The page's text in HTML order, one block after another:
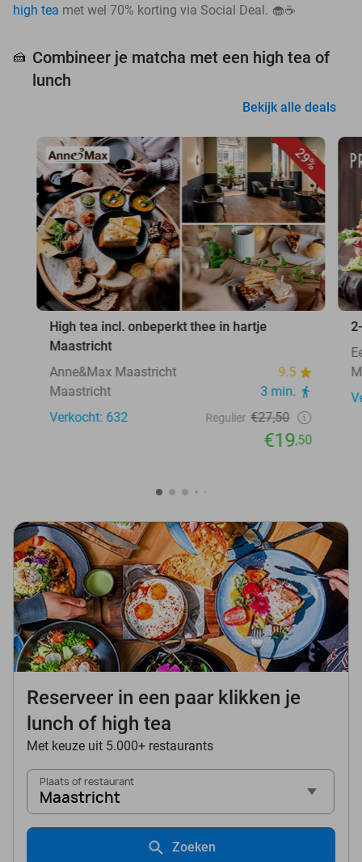
high tea met wel 70% korting via Social Deal. 🧁☕
🍰 Combineer je matcha met een high tea of
lunch
Bekijk alle deals
29%
High tea incl. onbeperkt thee in hartje
Maastricht
Anne&Max Maastricht
9.5
Maastricht
3 min.
Verkocht: 632
Regulier €27,50
€19,50
Reserveer in een paar klikken je
lunch of high tea
Met keuze uit 5.000+ restaurants
Plaats of restaurant
Maastricht
Zoeken